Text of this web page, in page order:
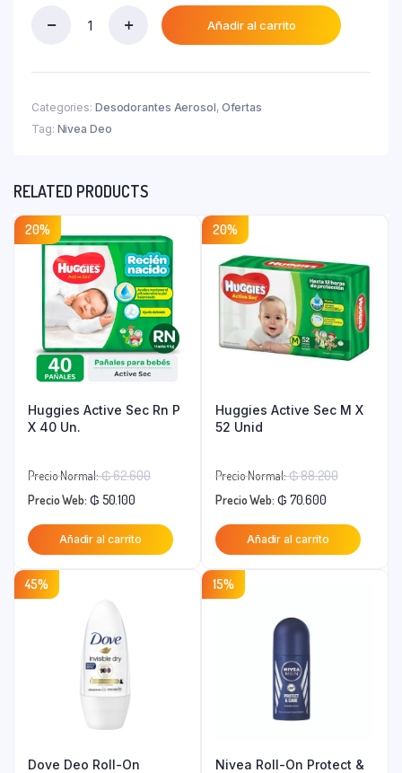
₲ 36.300.
es:
₲ 16.300.
Care
150ml
Añadir al carrito
Categories: Desodorantes Aerosol, Ofertas
Tag: Nivea Deo
RELATED PRODUCTS
20%
Huggies Active Sec Rn P
X 40 Un.
Precio Normal:₲62.600El
original
era:
₲ 62.600.
Precio Web: ₲ 50.100
precio
actual
Añadir al carrito
20%
Huggies Active Sec M X
52 Unid
Precio Normal:₲88.200El
original
era:
Precio Web: ₲ 70.600
precio
actual
Añadir al carrito
45%
Dove Deo Roll-On
15%
Nivea Roll-On Protect &